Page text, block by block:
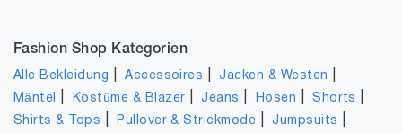
Fashion Shop Kategorien
Alle Bekleidung |Accessoires |Jacken & Westen
Mäntel Kostüme & Blazer |Jeans Hosen |Shorts
Shirts & Tops Pullover & Strickmode |Jumpsuits